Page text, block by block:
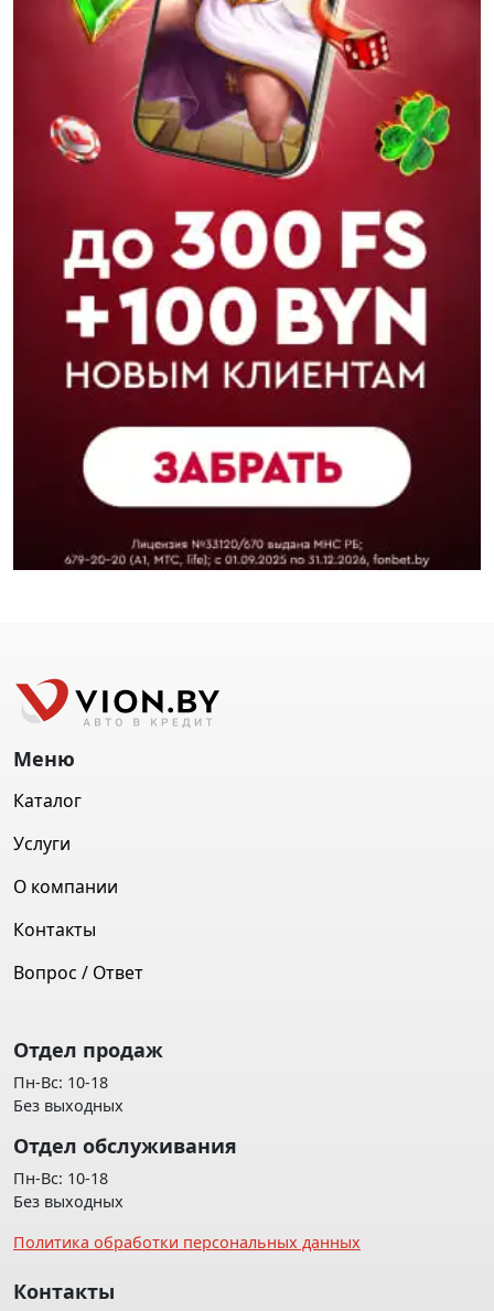
Меню
Каталог
Услуги
О компании
Контакты
Вопрос / Ответ
Отдел продаж
Пн-Вс: 10-18
Без выходных
Отдел обслуживания
Пн-Вс: 10-18
Без выходных
Политика обработки персональных данных
Контакты